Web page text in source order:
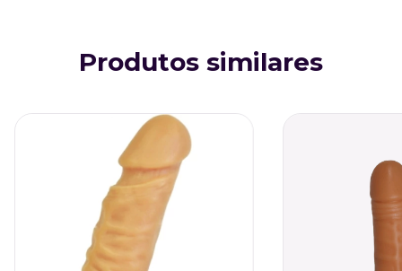
Produtos similares